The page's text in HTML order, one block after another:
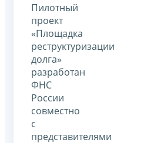
Пилотный
проект
«Площадка
реструктуризации
долга»
разработан
ФНС
России
совместно
с
представителями